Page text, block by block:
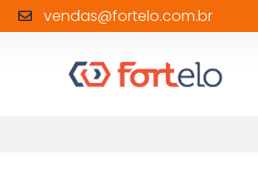
vendas@fortelo.com.br